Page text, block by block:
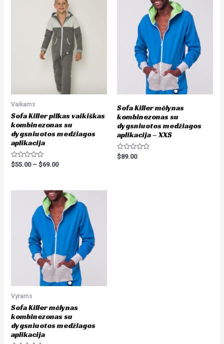
Vaikams
Sofa Killer pilkas vaikiškas
kombinezonas su
dygsniuotos medžiagos
aplikacija
Rated
0
$55.00–$69.00
Sofa Killer mėlynas
kombinezonas su
dygsniuotos medžiagos
aplikacija – XXS
Rated
0
$89.00
Vyrams
Sofa Killer mėlynas
kombinezonas su
dygsniuotos medžiagos
aplikacija